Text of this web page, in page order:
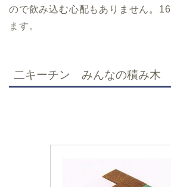
ので飲み込む心配もありません。
ます。
二キーチン みんなの積み木